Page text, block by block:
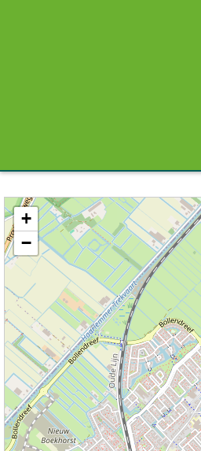
Kaart / Plattegrond Voorhout centrum
+
−